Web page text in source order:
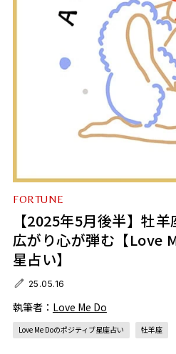
FORTUNE
【2025年5月後半】牡
広がり心が弾む【Love
星占い】
25.05.16
執筆者： Love Me Do
Love Me Doのポジティブ星座占い 牡羊座